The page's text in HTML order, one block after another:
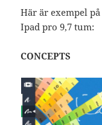
Här är exempel
Ipad pro 9,7 tum:
CONCEPTS